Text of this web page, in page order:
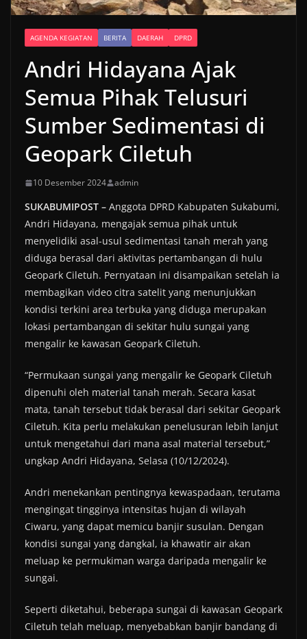
AGENDA KEGIATAN BERITA DAERAH DPRD
Andri Hidayana Ajak
Semua Pihak Telusuri
Sumber Sedimentasi di
Geopark Ciletuh
10 Desember 2024 admin
SUKABUMIPOST – Anggota DPRD Kabupaten Sukabumi,
Andri Hidayana, mengajak semua pihak untuk
menyelidiki asal-usul sedimentasi tanah merah yang
diduga berasal dari aktivitas pertambangan di hulu
Geopark Ciletuh. Pernyataan ini disampaikan setelah ia
membagikan video citra satelit yang menunjukkan
kondisi terkini area terbuka yang diduga merupakan
lokasi pertambangan di sekitar hulu sungai yang
mengalir ke kawasan Geopark Ciletuh.
“Permukaan sungai yang mengalir ke Geopark Ciletuh
dipenuhi oleh material tanah merah. Secara kasat
mata, tanah tersebut tidak berasal dari sekitar Geopark
Ciletuh. Kita perlu melakukan penelusuran lebih lanjut
untuk mengetahui dari mana asal material tersebut,”
ungkap Andri Hidayana, Selasa (10/12/2024).
Andri menekankan pentingnya kewaspadaan, terutama
mengingat tingginya intensitas hujan di wilayah
Ciwaru, yang dapat memicu banjir susulan. Dengan
kondisi sungai yang dangkal, ia khawatir air akan
meluap ke permukiman warga daripada mengalir ke
sungai.
Seperti diketahui, beberapa sungai di kawasan Geopark
Ciletuh telah meluap, menyebabkan banjir bandang di